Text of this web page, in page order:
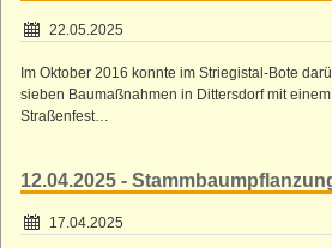
22.05.2025
Im Oktober 2016 konnte im Striegistal-Bote
sieben Baumaßnahmen in Dittersdorf mit
Straßenfest…
12.04.2025 -
17.04.2025